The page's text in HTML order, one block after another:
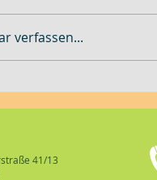
verfassen...
41/13